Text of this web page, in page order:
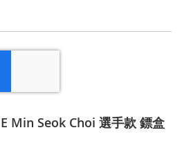
Min Seok Choi 選手款 鏢盒